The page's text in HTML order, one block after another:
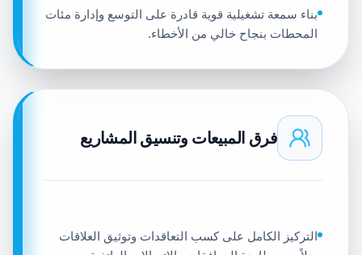
بناء سمعة تشغيلية قوية قادرة على التوسع وإدارة مئات
المحطات بنجاح خالي من الأخطاء.
فرق المبيعات وتنسيق المشاريع
التركيز الكامل على كسب التعاقدات وتوثيق العلاقات